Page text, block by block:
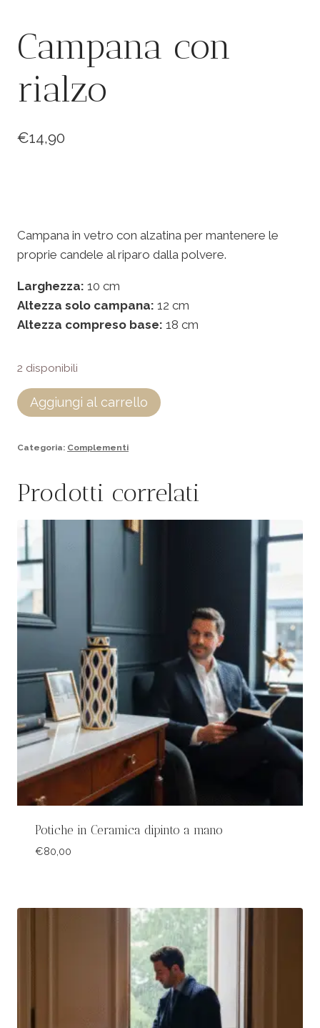
Campana con
rialzo
€14,90
Campana in vetro con alzatina per mantenere le
proprie candele al riparo dalla polvere.
Larghezza: 10 cm
Altezza solo campana: 12 cm
Altezza compreso base: 18 cm
2 disponibili
Aggiungi al carrello
Categoria: Complementi
Prodotti correlati
Potiche in Ceramica dipinto a mano
€80,00